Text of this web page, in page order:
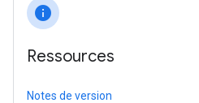
info
Ressources
Notes de version